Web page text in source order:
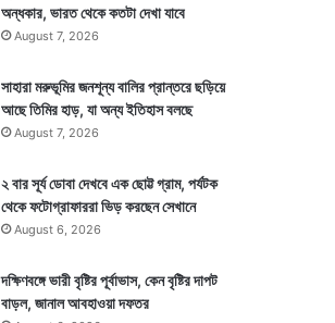
অন্ধকার, ভারত থেকে কতটা দেখা যাবে
August 7, 2026
সাহারা মরুভূমির জনশূন্য বালির প্রান্তরে ছড়িয়ে
আছে তিমির হাড়, যা অন্য ইতিহাস বলছে
August 7, 2026
২ বার সূর্য ডোবা দেখবে এক ছোট্ট গ্রাম, পর্যটক
থেকে ফটোগ্রাফাররা ভিড় করছেন সেখানে
August 6, 2026
দক্ষিণবঙ্গে ভারী বৃষ্টির পূর্বাভাস, কেন বৃষ্টির দাপট
বাড়ল, জানাল আবহাওয়া দফতর